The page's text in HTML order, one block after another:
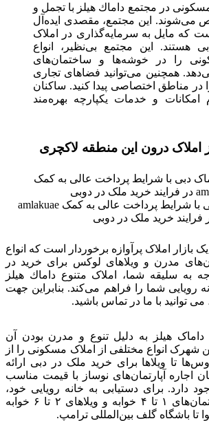
در مجتمع داماك هيلز با تجمل و
می‌شوند. این مجتمع، مقصدی ایده‌آل
که مایل به سرمایه‌گذاری در املاک
هستند. این مجتمع بی‌نظیر، انواع
را در خوشه‌ها و ساختمان‌های
همچنین می‌توانید فضاهای تجاری
در مناطق اختصاصی پیدا کنید. ساکنان
امکانات و خدمات یکپارچه بهره‌مند
املاک درون این منطقه لاکچری
خرید ویلا داماک دبی با شرایط پرداخت عالی به کمک amlakuae
فرایند خرید ملک در دوبی
بازار املاک پرآوازه برخوردار است که انواع
مدرن و ویلاهای لوکس برای خرید در
به سلیقه شما، املاک متنوع داماك هيلز
رویایی شما را فراهم می‌کند. بنابراین جهت
می توانید با ما در تماس باشید.
هیلز به دلیل تنوع و مدرن بودن آن
شهرک انواع مختلفی از املاک مسکونی را از
تا ویلاها برای خرید ملک در دبی ارائه
اجاره آپارتمان‌های نوساز با قیمت مناسب
دارد. برای دستیابی به خانه رویایی خود،
امکان انتخاب از آپارتمان‌های ۱ تا ۴ خوابه و ویلاهای ۲ تا ۶ خوابه
تا باشگاه گلف بین‌المللی ترامپ.